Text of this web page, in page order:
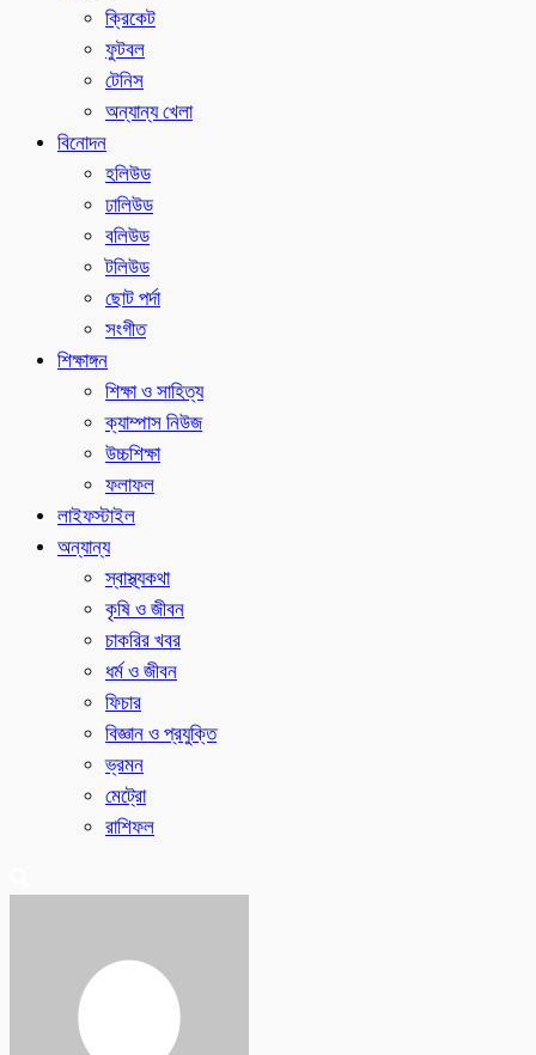
ক্রিকেট
ফুটবল
টেনিস
অন্যান্য খেলা
বিনোদন
হলিউড
ঢালিউড
বলিউড
টলিউড
ছোট পর্দা
সংগীত
শিক্ষাঙ্গন
শিক্ষা ও সাহিত্য
ক্যাম্পাস নিউজ
উচ্চশিক্ষা
ফলাফল
লাইফস্টাইল
অন্যান্য
স্বাস্থ্যকথা
কৃষি ও জীবন
চাকরির খবর
ধর্ম ও জীবন
ফিচার
বিজ্ঞান ও প্রযুক্তি
ভ্রমন
মেট্রো
রাশিফল